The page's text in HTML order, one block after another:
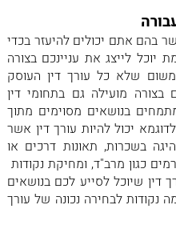
בהם אתם יכולים להיעזר בכדי
לייצג את עניינכם בצורה
שלא כל עורך דין העוסק
בצורה מועילה גם בתחומי דין
בנושאים מסוימים מתוך
יכול להיות עורך דין אשר
בשכרות, תאונות דרכים או
כגון מרב"ד, ומחיקת נקודות
שיוכל לסייע לכם בנושאים
נקודות לבחירה נכונה של עורך